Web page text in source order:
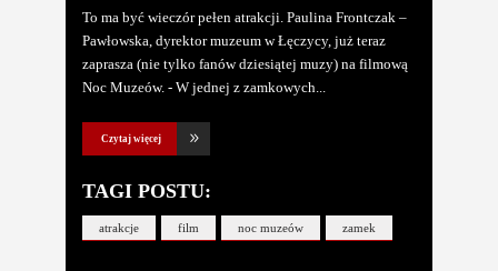
To ma być wieczór pełen atrakcji. Paulina Frontczak –
Pawłowska, dyrektor muzeum w Łęczycy, już teraz
zaprasza (nie tylko fanów dziesiątej muzy) na filmową
Noc Muzeów. - W jednej z zamkowych
Czytaj więcej
TAGI POSTU:
atrakcje film noc muzeów zamek